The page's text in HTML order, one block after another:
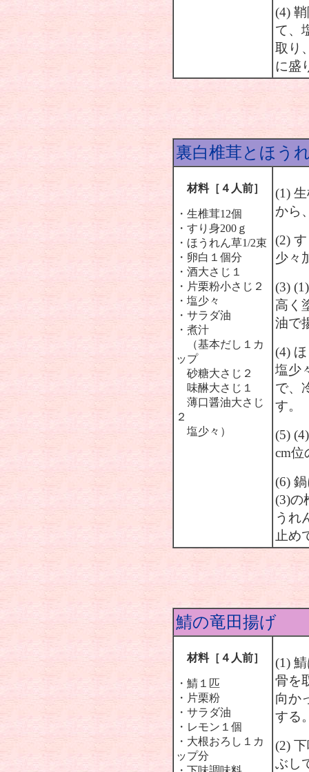
(4)
て、
取り
に盛
裏白椎茸とほう
材料［４人前］
・生椎茸12個
・すり身200ｇ
・ほうれん草1/2束
・卵白１個分
・酒大さじ１
・片栗粉小さじ２
・塩少々
・サラダ油
・煮汁
（基本だし１カ
ップ
砂糖大さじ２
味醂大さじ１
薄口醤油大さじ
２
塩少々）
(1)
から
(2)
少々
(3)
高く
油で
(4)
塩少
で、
す。
(5)
cm位
(6)
(3)の
うれ
止め
鯖の竜田揚げ
材料［４人前］
・鯖１匹
・片栗粉
・サラダ油
・レモン１個
・大根おろし１カ
ップ分
(1)
骨を
向か
する
(2)
ぶし